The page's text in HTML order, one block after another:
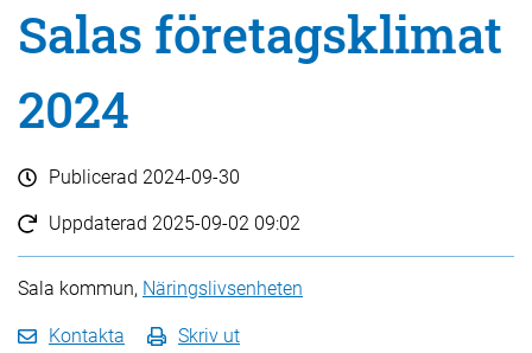
Salas företagsklimat
2024
Publicerad 2024-09-30
Uppdaterad 2025-09-02 09:02
Sala kommun, Näringslivsenheten
Kontakta Skriv ut